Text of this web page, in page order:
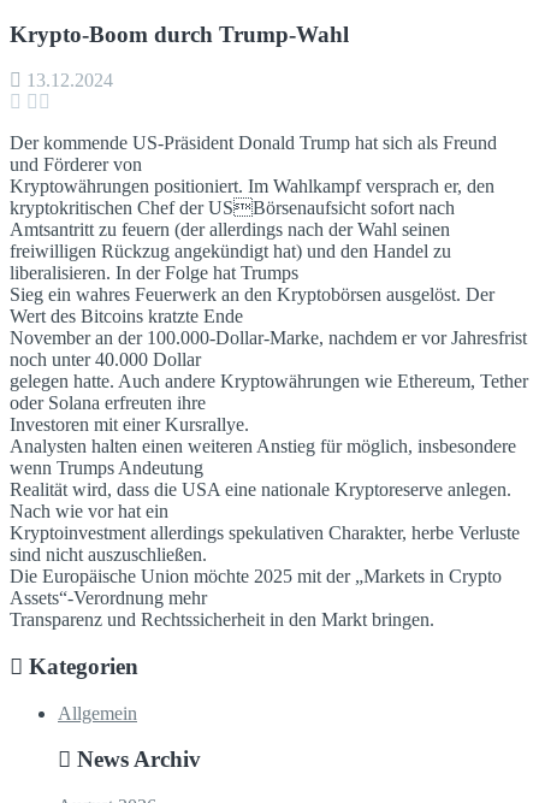
Krypto-Boom durch Trump-Wahl
13.12.2024
Der kommende US-Präsident Donald Trump hat sich als Freund
und Förderer von
Kryptowährungen positioniert. Im Wahlkampf versprach er, den
kryptokritischen Chef der USBörsenaufsicht sofort nach
Amtsantritt zu feuern (der allerdings nach der Wahl seinen
freiwilligen Rückzug angekündigt hat) und den Handel zu
liberalisieren. In der Folge hat Trumps
Sieg ein wahres Feuerwerk an den Kryptobörsen ausgelöst. Der
Wert des Bitcoins kratzte Ende
November an der 100.000-Dollar-Marke, nachdem er vor Jahresfrist
noch unter 40.000 Dollar
gelegen hatte. Auch andere Kryptowährungen wie Ethereum, Tether
oder Solana erfreuten ihre
Investoren mit einer Kursrallye.
Analysten halten einen weiteren Anstieg für möglich, insbesondere
wenn Trumps Andeutung
Realität wird, dass die USA eine nationale Kryptoreserve anlegen.
Nach wie vor hat ein
Kryptoinvestment allerdings spekulativen Charakter, herbe Verluste
sind nicht auszuschließen.
Die Europäische Union möchte 2025 mit der „Markets in Crypto
Assets“-Verordnung mehr
Transparenz und Rechtssicherheit in den Markt bringen.
Kategorien
Allgemein
News Archiv